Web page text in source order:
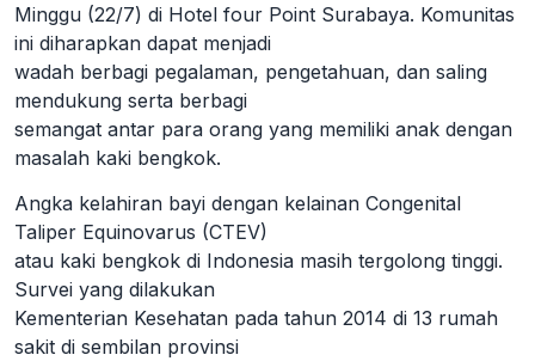
Minggu (22/7) di Hotel four Point Surabaya. Komunitas
ini diharapkan dapat menjadi
wadah berbagi pegalaman, pengetahuan, dan saling
mendukung serta berbagi
semangat antar para orang yang memiliki anak dengan
masalah kaki bengkok.
Angka kelahiran bayi dengan kelainan Congenital
Taliper Equinovarus (CTEV)
atau kaki bengkok di Indonesia masih tergolong tinggi.
Survei yang dilakukan
Kementerian Kesehatan pada tahun 2014 di 13 rumah
sakit di sembilan provinsi